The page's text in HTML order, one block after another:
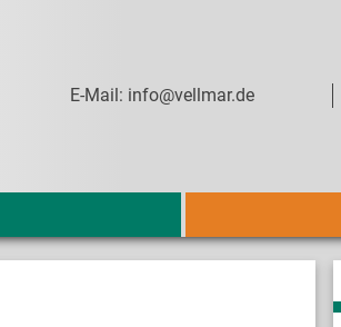
E-Mail: info@vellmar.de